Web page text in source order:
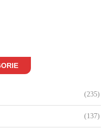
(235)
(137)